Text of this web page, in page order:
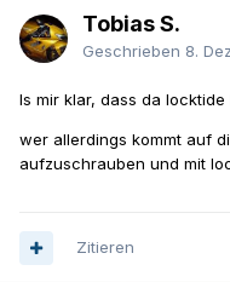
Tobias S.
Geschrieben 8.
Is mir klar, dass da locktide
wer allerdings kommt auf
aufzuschrauben und mit
Zitieren